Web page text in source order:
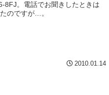
8FJ。電話でお聞きしたときは
のですが…。
2010.01.14